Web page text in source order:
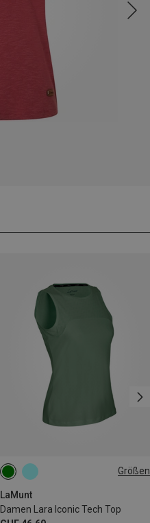
Größen
LaMunt
Damen Lara Iconic Tech Top
S M